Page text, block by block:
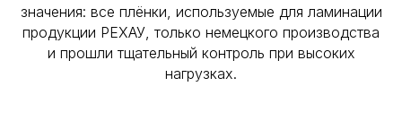
значения: все плёнки, используемые для ламинации
продукции РЕХАУ, только немецкого производства
и прошли тщательный контроль при высоких
нагрузках.